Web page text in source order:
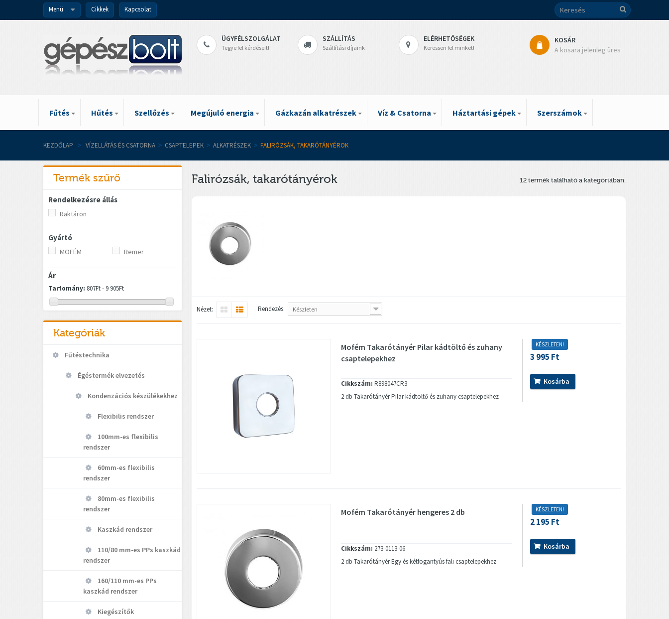
Menü Cikkek Kapcsolat
ÜGYFÉLSZOLGÁLAT
Tegye fel kérdéseit!
SZÁLLÍTÁS
Szállítási díjaink
ELÉRHETŐSÉGEK
Keressen fel minket!
KOSÁR
A kosara jelenleg üres
Fűtés Hűtés Szellőzés Megújuló energia Gázkazán alkatrészek Víz & Csatorna Háztartási gépek Szerszámok
KEZDŐLAP > VÍZELLÁTÁS ÉS CSATORNA > CSAPTELEPEK > ALKATRÉSZEK > FALIRÓZSÁK, TAKARÓTÁNYÉROK
Termék szűrő
Rendelkezésre állás
Raktáron
Gyártó
MOFÉM Remer
Ár
Tartomány: 807Ft - 9 905Ft
Kategóriák
Fűtéstechnika
Égéstermék elvezetés
Kondenzációs készülékekhez
Flexibilis rendszer
100mm-es flexibilis
rendszer
60mm-es flexibilis
rendszer
80mm-es flexibilis
rendszer
Kaszkád rendszer
110/80 mm-es PPs kaszkád
rendszer
160/110 mm-es PPs
kaszkád rendszer
Kiegészítők
Falirózsák, takarótányérok 12 termék található a kategóriában.
Nézet: Rendezés: Készleten
Mofém Takarótányér Pilar kádtöltő és zuhany
csaptelepekhez
Cikkszám: R898047CR3
2 db Takarótányér Pilar kádtöltő és zuhany csaptelepekhez
KÉSZLETEN!
3 995 Ft
Kosárba
Mofém Takarótányér hengeres 2 db
Cikkszám: 273-0113-06
2 db Takarótányér Egy és kétfogantyús fali csaptelepekhez
KÉSZLETEN!
2 195 Ft
Kosárba